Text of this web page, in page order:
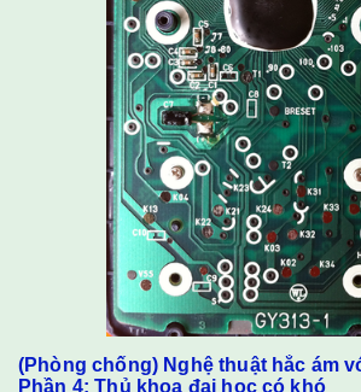
(Phòng chống) Nghệ thuật hắc ám
Phần 4: Thủ khoa đại học có khó